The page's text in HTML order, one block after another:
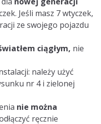
Jeśli masz 7 wtyczek,
ze swojego pojazdu
ciągłym, nie
należy użyć
nr 4 i zielonej
nie można
ręcznie